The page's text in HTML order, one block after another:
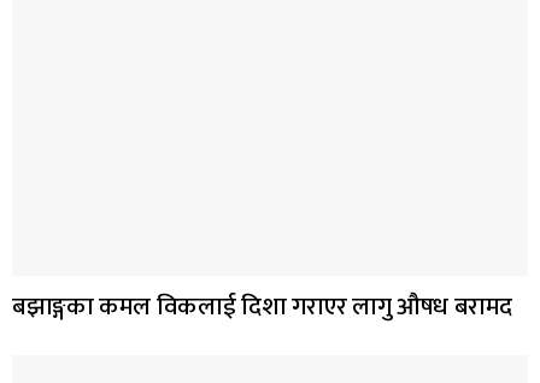
बझाङ्गका कमल विकलाई दिशा गराएर लागु औषध बरामद